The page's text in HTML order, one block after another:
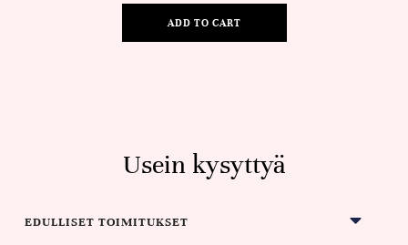
ADD TO CART
Usein kysyttyä
EDULLISET TOIMITUKSET